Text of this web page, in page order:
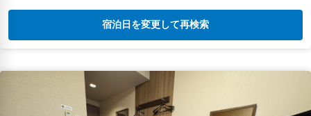
宿泊日を変更して再検索